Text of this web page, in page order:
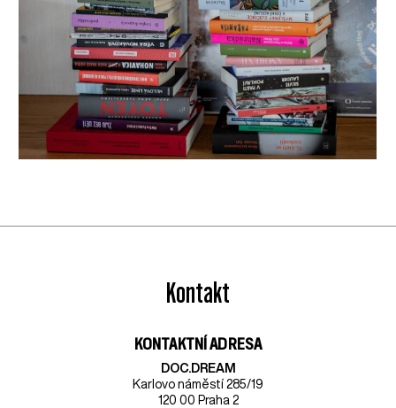
Kontakt
KONTAKTNÍ ADRESA
DOC.DREAM​
Karlovo náměstí 285/19
120 00 Praha 2